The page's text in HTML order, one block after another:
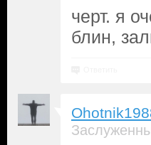
черт. я
блин,